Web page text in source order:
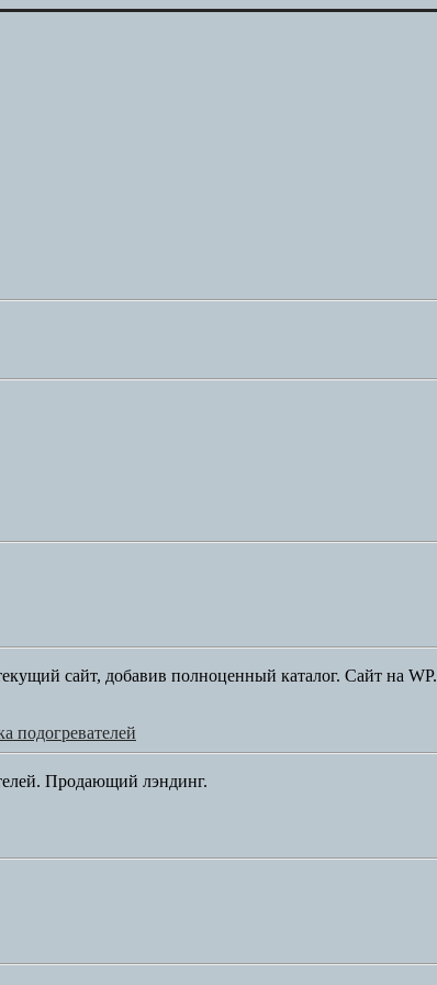
сайт, добавив полноценный каталог. Сайт на WP.
Продающий лэндинг.